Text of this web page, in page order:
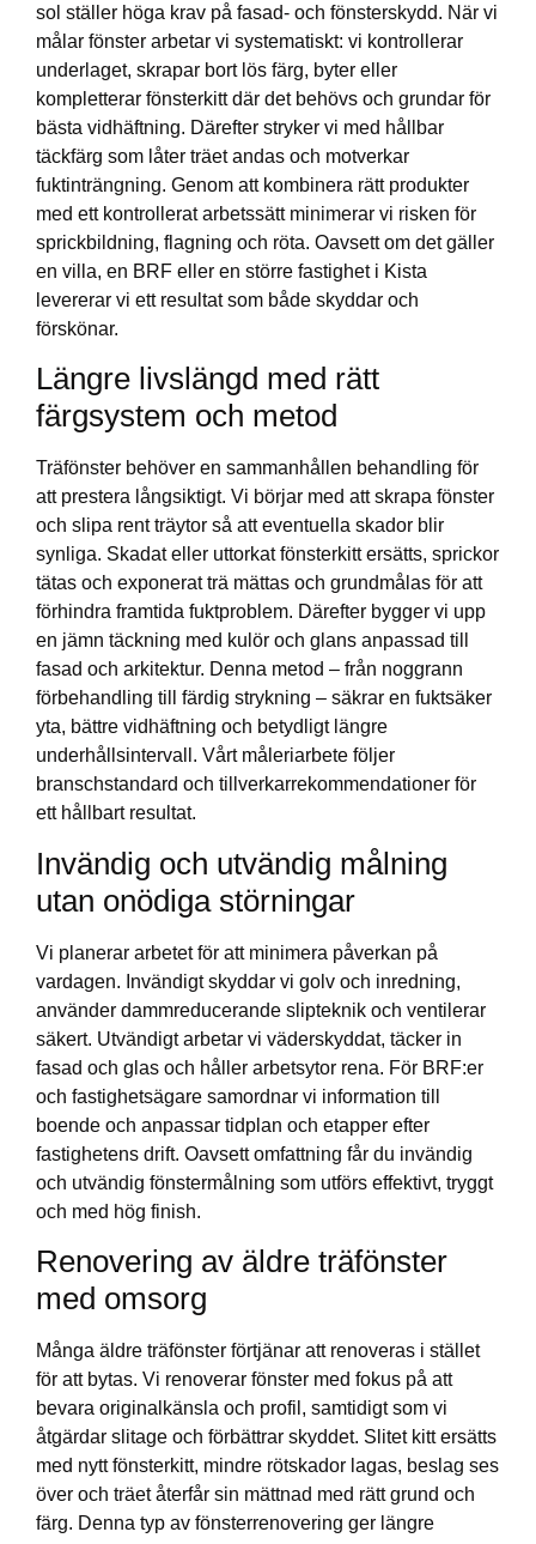
sol ställer höga krav på fasad- och fönsterskydd. När vi
målar fönster arbetar vi systematiskt: vi kontrollerar
underlaget, skrapar bort lös färg, byter eller
kompletterar fönsterkitt där det behövs och grundar för
bästa vidhäftning. Därefter stryker vi med hållbar
täckfärg som låter träet andas och motverkar
fuktinträngning. Genom att kombinera rätt produkter
med ett kontrollerat arbetssätt minimerar vi risken för
sprickbildning, flagning och röta. Oavsett om det gäller
en villa, en BRF eller en större fastighet i Kista
levererar vi ett resultat som både skyddar och
förskönar.
Längre livslängd med rätt
färgsystem och metod
Träfönster behöver en sammanhållen behandling för
att prestera långsiktigt. Vi börjar med att skrapa fönster
och slipa rent träytor så att eventuella skador blir
synliga. Skadat eller uttorkat fönsterkitt ersätts, sprickor
tätas och exponerat trä mättas och grundmålas för att
förhindra framtida fuktproblem. Därefter bygger vi upp
en jämn täckning med kulör och glans anpassad till
fasad och arkitektur. Denna metod – från noggrann
förbehandling till färdig strykning – säkrar en fuktsäker
yta, bättre vidhäftning och betydligt längre
underhållsintervall. Vårt måleriarbete följer
branschstandard och tillverkarrekommendationer för
ett hållbart resultat.
Invändig och utvändig målning
utan onödiga störningar
Vi planerar arbetet för att minimera påverkan på
vardagen. Invändigt skyddar vi golv och inredning,
använder dammreducerande slipteknik och ventilerar
säkert. Utvändigt arbetar vi väderskyddat, täcker in
fasad och glas och håller arbetsytor rena. För BRF:er
och fastighetsägare samordnar vi information till
boende och anpassar tidplan och etapper efter
fastighetens drift. Oavsett omfattning får du invändig
och utvändig fönstermålning som utförs effektivt, tryggt
och med hög finish.
Renovering av äldre träfönster
med omsorg
Många äldre träfönster förtjänar att renoveras i stället
för att bytas. Vi renoverar fönster med fokus på att
bevara originalkänsla och profil, samtidigt som vi
åtgärdar slitage och förbättrar skyddet. Slitet kitt ersätts
med nytt fönsterkitt, mindre rötskador lagas, beslag ses
över och träet återfår sin mättnad med rätt grund och
färg. Denna typ av fönsterrenovering ger längre